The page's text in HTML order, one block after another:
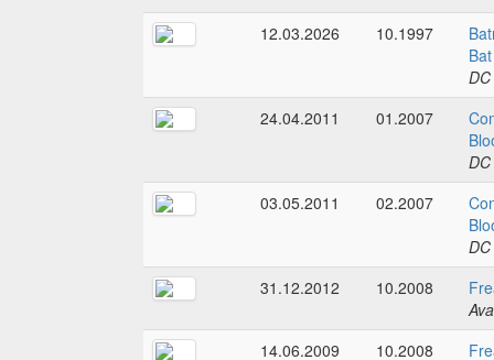
12.03.2026
10.1997
24.04.2011
01.2007
03.05.2011
02.2007
31.12.2012
10.2008
14.06.2009
10.2008